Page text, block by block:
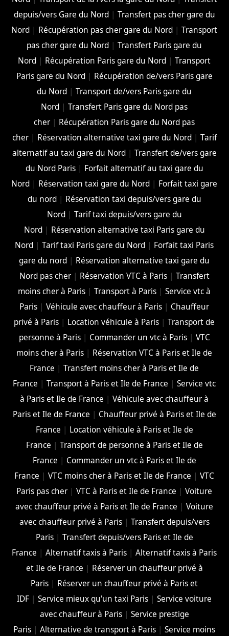
depuis/vers Gare du Nord| Transfert pas cher gare du
Nord | Récupération pas cher gare du Nord |Transport
pas cher gare du Nord |Transfert Paris gare du
Nord | Récupération Paris gare du Nord |Transport
Paris gare du Nord| Récupération de/vers Paris gare
du Nord |Transport de/vers Paris gare du
Nord |Transfert Paris gare du Nord pas
cher | Récupération Paris gare du Nord pas
cher| Réservation alternative taxi gare du Nord| Tarif
alternatif au taxi gare du Nord| Transfert de/vers gare
du Nord Paris| Forfait alternatif au taxi gare du
Nord | Réservation taxi gare du Nord | Forfait taxi gare
du nord| Réservation taxi depuis/vers gare du
Nord| Tarif taxi depuis/vers gare du
Nord| Réservation alternative taxi Paris gare du
Nord |Tarif taxi Paris gare du Nord | Forfait taxi Paris
gare du nord | Réservation alternative taxi gare du
Nord pas cher| Réservation VTC à Paris| Transfert
moins cher à Paris |Transport à Paris |Service vtc à
Paris |Véhicule avec chauffeur à Paris | Chauffeur
privé à Paris | Location véhicule à Paris |Transport de
personne à Paris| Commander un vtc à Paris| VTC
moins cher à Paris | Réservation VTC à Paris et Ile de
France |Transfert moins cher à Paris et Ile de
France |Transport à Paris et Ile de France |Service vtc
à Paris et Ile de France |Véhicule avec chauffeur à
Paris et Ile de France | Chauffeur privé à Paris et Ile de
France | Location véhicule à Paris et Ile de
France | Transport de personne à Paris et Ile de
France | Commander un vtc à Paris et Ile de
France |VTC moins cher à Paris et Ile de France |VTC
Paris pas cher |VTC à Paris et Ile de France |Voiture
avec chauffeur privé à Paris et Ile de France |Voiture
avec chauffeur privé à Paris| Transfert depuis/vers
Paris| Transfert depuis/vers Paris et Ile de
France |Alternatif taxis à Paris |Alternatif taxis à Paris
et Ile de France | Réserver un chauffeur privé à
Paris | Réserver un chauffeur privé à Paris et
IDF |Service mieux qu'un taxi Paris |Service voiture
avec chauffeur à Paris| Service prestige
Paris |Alternative de transport à Paris |Service moins